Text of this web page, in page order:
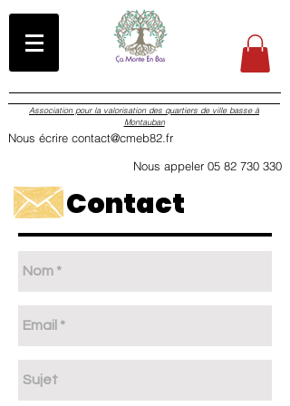
Association pour la valorisation des quartiers de ville basse à
Montauban
Nous écrire contact@cmeb82.fr
Nous appeler 05 82 730 330
Contact